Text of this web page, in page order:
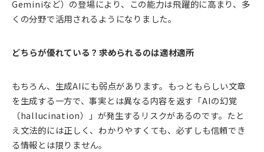
Geminiなど）の登場により、この能力は飛躍的に高まり、多
くの分野で活用されるようになりました。
どちらが優れている？――求められるのは適材適所
もちろん、生成AIにも弱点があります。もっともらしい文章
を生成する一方で、事実とは異なる内容を返す「AIの幻覚
（hallucination）」が発生するリスクがあるのです。たと
え文法的には正しく、わかりやすくても、必ずしも信頼でき
る情報とは限りません。